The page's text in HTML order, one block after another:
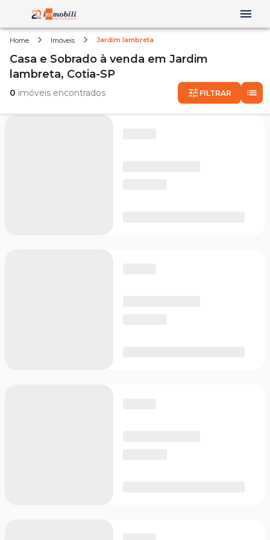
Home Imóveis Jardim lambreta
Casa e Sobrado à venda em Jardim
lambreta, Cotia-SP
0 imóveis encontrados FILTRAR